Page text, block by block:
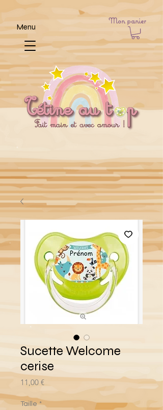
Mon panier
Menu
Sucette Welcome
cerise
11,00 €Prix
Taille *